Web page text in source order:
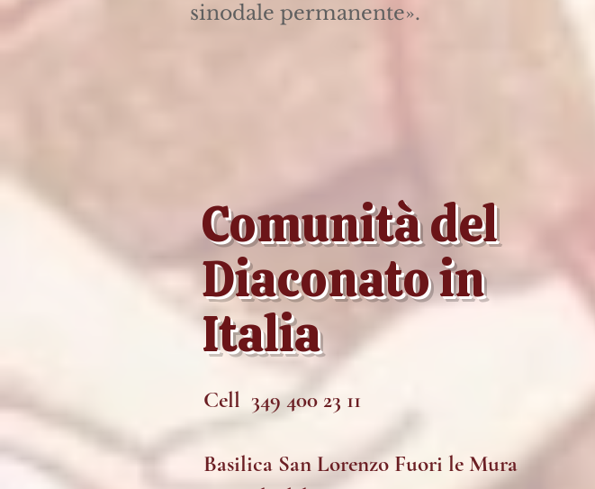
sinodale permanente».
Comunità del
Diaconato in
Italia
Cell 349 400 23 11
Basilica San Lorenzo Fuori le Mura